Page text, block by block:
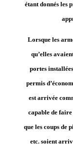
étant donnés les
Lorsque les
qu’elles
portes
permis
est arrivée
capable de
que les coups de
etc. soient